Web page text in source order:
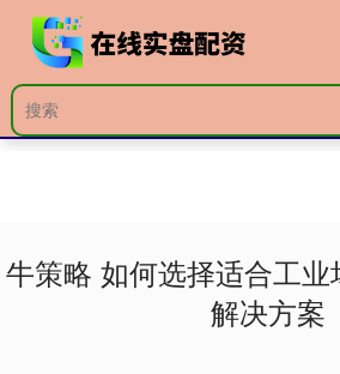
牛策略 如何选择适合工
解决方案